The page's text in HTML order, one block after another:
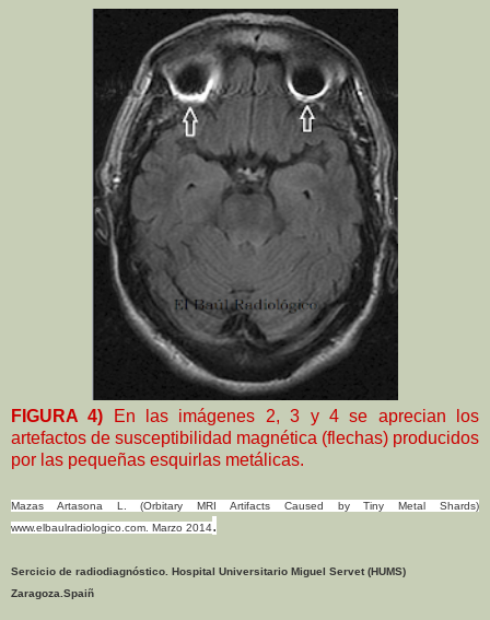
FIGURA 4) En las imágenes 2, 3 y 4 se aprecian los
artefactos de susceptibilidad magnética (flechas) producidos
por las pequeñas esquirlas metálicas.
Mazas Artasona L. (Orbitary MRI Artifacts Caused by Tiny Metal Shards)
www.elbaulradiologico.com. Marzo 2014.
Sercicio de radiodiagnóstico. Hospital Universitario Miguel Servet (HUMS)
Zaragoza.Spaiñ